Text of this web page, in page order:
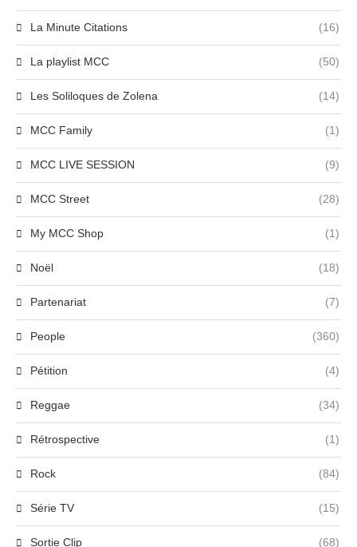
La Minute Citations (16)
La playlist MCC (50)
Les Soliloques de Zolena (14)
MCC Family (1)
MCC LIVE SESSION (9)
MCC Street (28)
My MCC Shop (1)
Noël (18)
Partenariat (7)
People (360)
Pétition (4)
Reggae (34)
Rétrospective (1)
Rock (84)
Série TV (15)
Sortie Clip (68)